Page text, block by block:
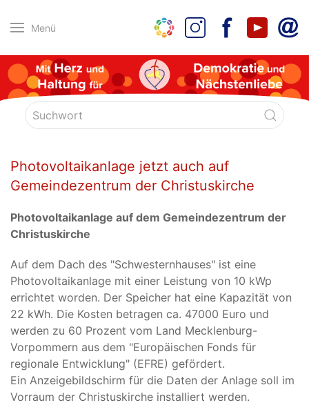
Menü
Photovoltaikanlage jetzt auch auf
Gemeindezentrum der Christuskirche
Photovoltaikanlage auf dem Gemeindezentrum der
Christuskirche
Auf dem Dach des "Schwesternhauses" ist eine
Photovoltaikanlage mit einer Leistung von 10 kWp
errichtet worden. Der Speicher hat eine Kapazität von
22 kWh. Die Kosten betragen ca. 47000 Euro und
werden zu 60 Prozent vom Land Mecklenburg-
Vorpommern aus dem "Europäischen Fonds für
regionale Entwicklung" (EFRE) gefördert.
Ein Anzeigebildschirm für die Daten der Anlage soll im
Vorraum der Christuskirche installiert werden.